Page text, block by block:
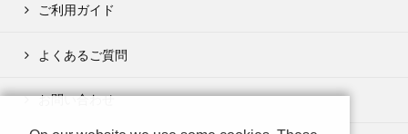
ご利用ガイド
よくあるご質問
お問い合わせ